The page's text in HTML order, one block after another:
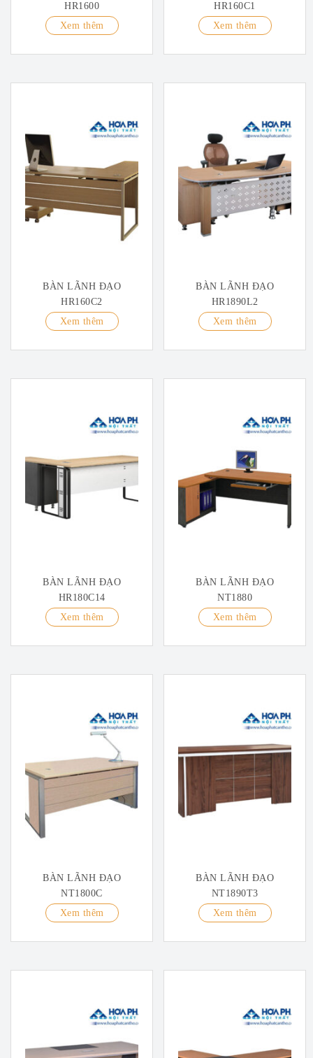
HR1600
Xem thêm
HR160C1
Xem thêm
BÀN LÃNH ĐẠO
HR160C2
Xem thêm
BÀN LÃNH ĐẠO
HR1890L2
Xem thêm
BÀN LÃNH ĐẠO
HR180C14
Xem thêm
BÀN LÃNH ĐẠO
NT1880
Xem thêm
BÀN LÃNH ĐẠO
NT1800C
Xem thêm
BÀN LÃNH ĐẠO
NT1890T3
Xem thêm